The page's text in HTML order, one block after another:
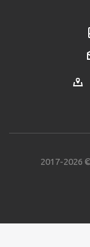
2017-2026